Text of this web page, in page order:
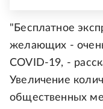
"Бесплатное
желающих -
COVID-19, -
Увеличение
общественных